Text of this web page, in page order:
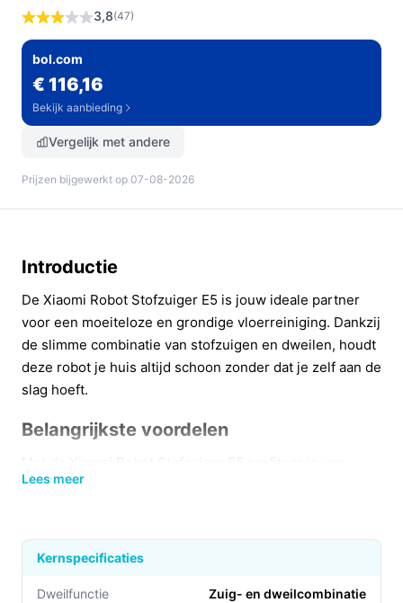
3,8(47)
bol.com
€ 116,16
Bekijk aanbieding
Vergelijk met andere
Prijzen bijgewerkt op 07-08-2026
Introductie
De Xiaomi Robot Stofzuiger E5 is jouw ideale partner
voor een moeiteloze en grondige vloerreiniging. Dankzij
de slimme combinatie van stofzuigen en dweilen, houdt
deze robot je huis altijd schoon zonder dat je zelf aan de
slag hoeft.
Belangrijkste voordelen
talrijke praktische voordelen die het schoonmaken een
Efficiënte reiniging:Met een krachtige zuigkracht
van 2000 Pa verwijdert deze robot zelfs de
moeilijkste huisdierharen en fijn stof moeiteloos.
Lees meer
Kernspecificaties
Dweilfunctie Zuig- en dweilcombinatie​